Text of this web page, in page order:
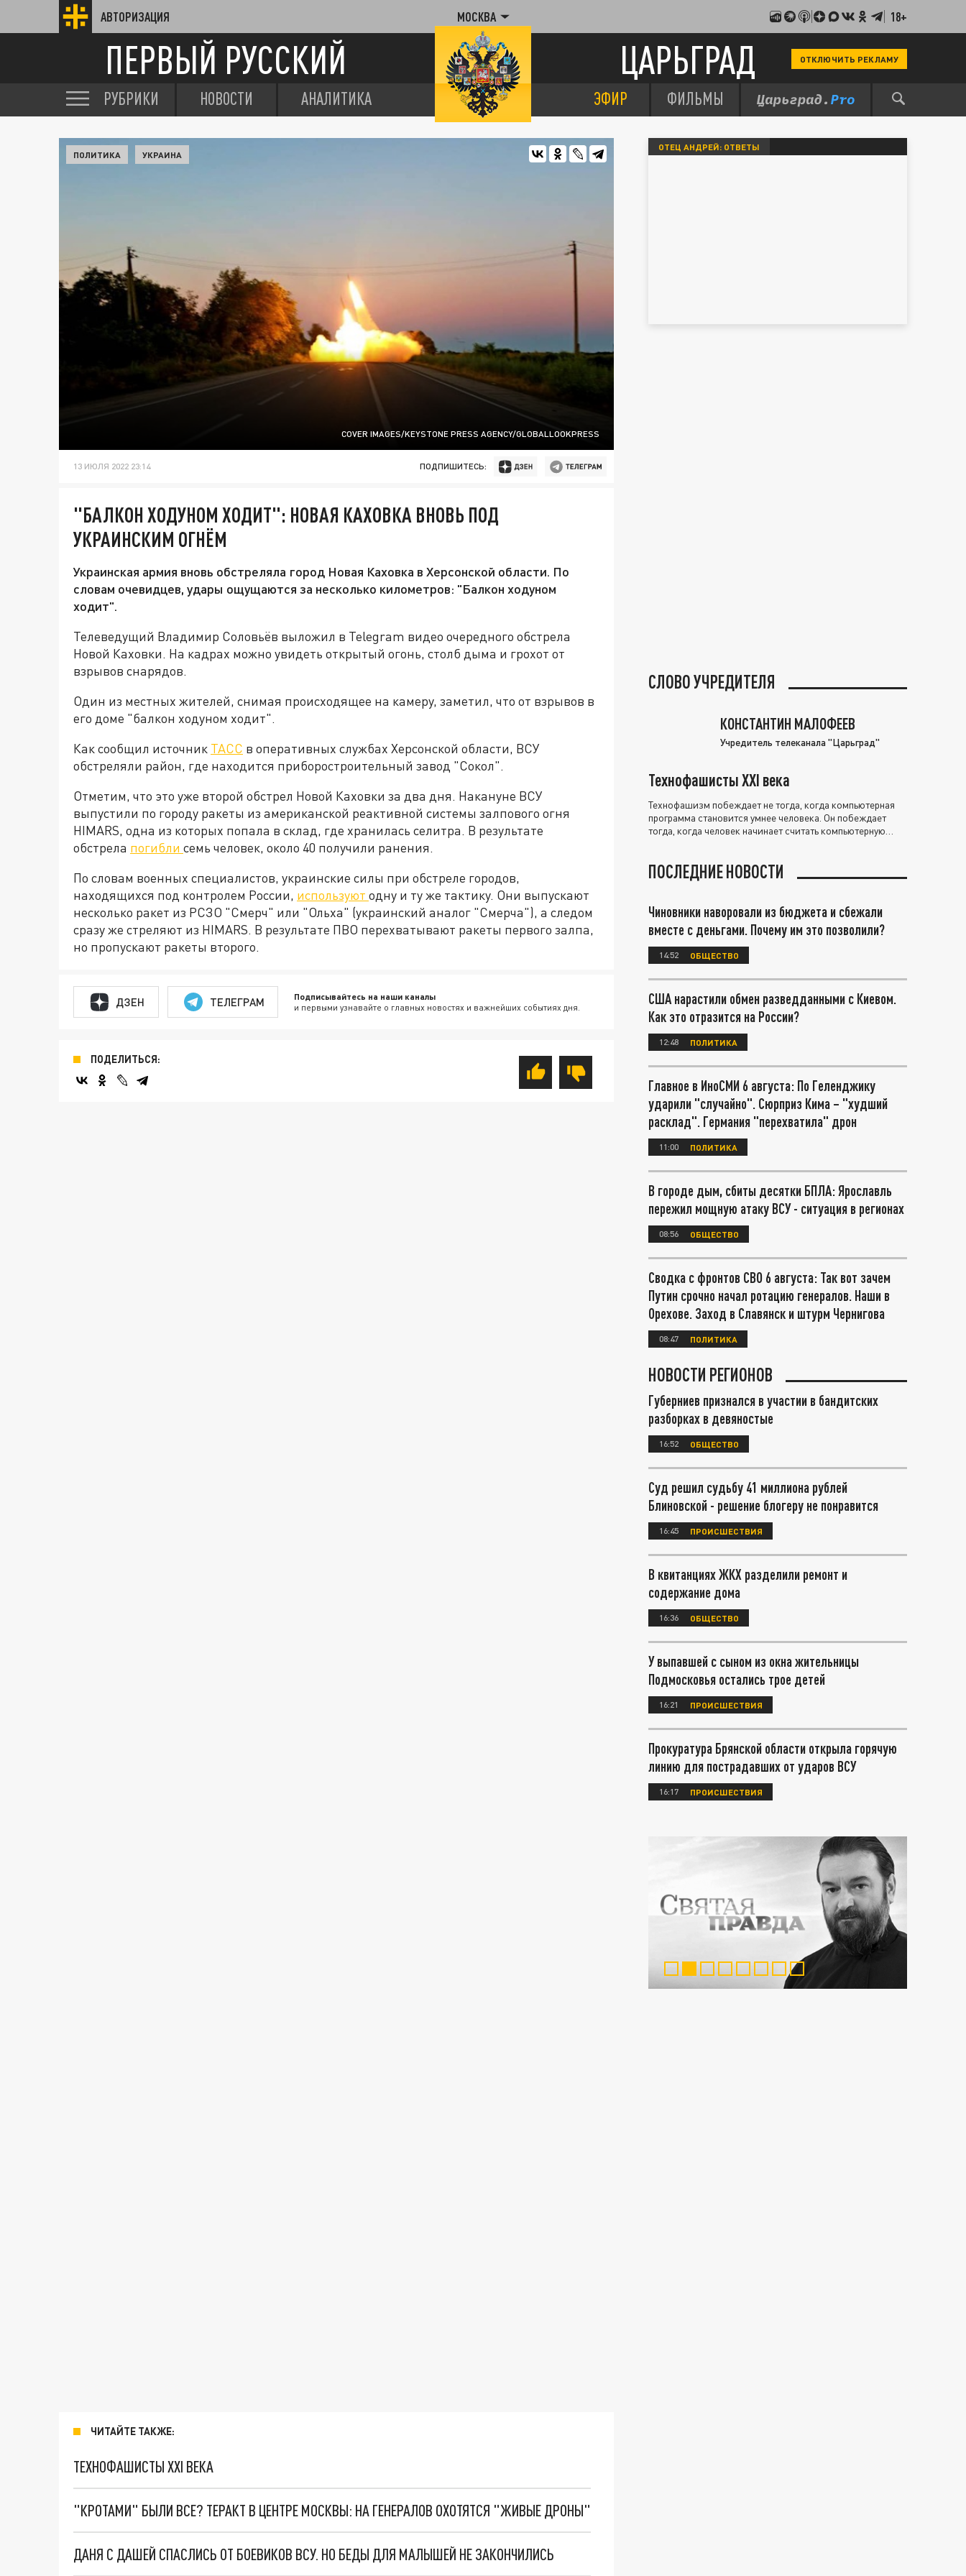
АВТОРИЗАЦИЯ МОСКВА 18+
ПЕРВЫЙ РУССКИЙ ЦАРЬГРАД ОТКЛЮЧИТЬ РЕКЛАМУ
РУБРИКИ НОВОСТИ АНАЛИТИКА ЭФИР ФИЛЬМЫ
COVER IMAGES/KEYSTONE PRESS AGENCY/GLOBALLOOKPRESS
ПОЛИТИКА УКРАИНА
13 ИЮЛЯ 2022 23:14 ПОДПИШИТЕСЬ:
"БАЛКОН ХОДУНОМ ХОДИТ": НОВАЯ КАХОВКА ВНОВЬ ПОД
УКРАИНСКИМ ОГНЁМ
Украинская армия вновь обстреляла город Новая Каховка в Херсонской области. По
словам очевидцев, удары ощущаются за несколько километров: "Балкон ходуном
ходит".
Телеведущий Владимир Соловьёв выложил в Telegram видео очередного обстрела
Новой Каховки. На кадрах можно увидеть открытый огонь, столб дыма и грохот от
взрывов снарядов.
Один из местных жителей, снимая происходящее на камеру, заметил, что от взрывов в
его доме "балкон ходуном ходит".
Как сообщил источник ТАСС в оперативных службах Херсонской области, ВСУ
обстреляли район, где находится приборостроительный завод "Сокол".
Отметим, что это уже второй обстрел Новой Каховки за два дня. Накануне ВСУ
выпустили по городу ракеты из американской реактивной системы залпового огня
HIMARS, одна из которых попала в склад, где хранилась селитра. В результате
обстрела погибли семь человек, около 40 получили ранения.
По словам военных специалистов, украинские силы при обстреле городов,
находящихся под контролем России, используют одну и ту же тактику. Они выпускают
несколько ракет из РСЗО "Смерч" или "Ольха" (украинский аналог "Смерча"), а следом
сразу же стреляют из HIMARS. В результате ПВО перехватывают ракеты первого залпа,
но пропускают ракеты второго.
ДЗЕН ТЕЛЕГРАМ Подписывайтесь на наши каналы
и первыми узнавайте о главных новостях и важнейших событиях дня.
ПОДЕЛИТЬСЯ:
ЧИТАЙТЕ ТАКЖЕ:
ТЕХНОФАШИСТЫ XXI ВЕКА
"КРОТАМИ" БЫЛИ ВСЕ? ТЕРАКТ В ЦЕНТРЕ МОСКВЫ: НА ГЕНЕРАЛОВ ОХОТЯТСЯ "ЖИВЫЕ ДРОНЫ"
ДАНЯ С ДАШЕЙ СПАСЛИСЬ ОТ БОЕВИКОВ ВСУ. НО БЕДЫ ДЛЯ МАЛЫШЕЙ НЕ ЗАКОНЧИЛИСЬ
ОТЕЦ АНДРЕЙ: ОТВЕТЫ
СЛОВО УЧРЕДИТЕЛЯ
КОНСТАНТИН МАЛОФЕЕВ
Учредитель телеканала "Царьград"
Технофашисты XXI века
Технофашизм побеждает не тогда, когда компьютерная
программа становится умнее человека. Он побеждает
тогда, когда человек начинает считать компьютерную
ПОСЛЕДНИЕ НОВОСТИ
Чиновники наворовали из бюджета и сбежали
вместе с деньгами. Почему им это позволили?
14:52 ОБЩЕСТВО
США нарастили обмен разведданными с Киевом.
Как это отразится на России?
12:48 ПОЛИТИКА
Главное в ИноСМИ 6 августа: По Геленджику
ударили "случайно". Сюрприз Кима – "худший
расклад". Германия "перехватила" дрон
11:00 ПОЛИТИКА
В городе дым, сбиты десятки БПЛА: Ярославль
пережил мощную атаку ВСУ - ситуация в регионах
08:56 ОБЩЕСТВО
Сводка с фронтов СВО 6 августа: Так вот зачем
Путин срочно начал ротацию генералов. Наши в
Орехове. Заход в Славянск и штурм Чернигова
08:47 ПОЛИТИКА
НОВОСТИ РЕГИОНОВ
Губерниев признался в участии в бандитских
разборках в девяностые
16:52 ОБЩЕСТВО
Суд решил судьбу 41 миллиона рублей
Блиновской - решение блогеру не понравится
16:45 ПРОИСШЕСТВИЯ
В квитанциях ЖКХ разделили ремонт и
содержание дома
16:36 ОБЩЕСТВО
У выпавшей с сыном из окна жительницы
Подмосковья остались трое детей
16:21 ПРОИСШЕСТВИЯ
Прокуратура Брянской области открыла горячую
линию для пострадавших от ударов ВСУ
16:17 ПРОИСШЕСТВИЯ